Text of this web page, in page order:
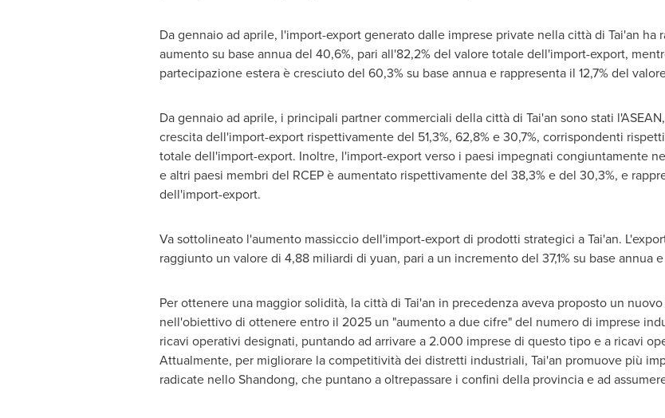
Da gennaio ad aprile, l'import-export generato dalle imprese private nella città di Tai'an ha
aumento su base annua del 40,6%, pari all'82,2% del valore totale dell'import-export,
partecipazione estera è cresciuto del 60,3% su base annua e rappresenta il 12,7% del
Da gennaio ad aprile, i principali partner commerciali della città di Tai'an sono stati
crescita dell'import-export rispettivamente del 51,3%, 62,8% e 30,7%, corrispondenti
totale dell'import-export. Inoltre, l'import-export verso i paesi impegnati congiuntamente
e altri paesi membri del RCEP è aumentato rispettivamente del 38,3% e del 30,3%, e
dell'import-export.
Va sottolineato l'aumento massiccio dell'import-export di prodotti strategici a Tai'an.
raggiunto un valore di 4,88 miliardi di yuan, pari a un incremento del 37,1% su base annua
Per ottenere una maggior solidità, la città di Tai'an in precedenza aveva proposto un
nell'obiettivo di ottenere entro il 2025 un "aumento a due cifre" del numero di imprese
ricavi operativi designati, puntando ad arrivare a 2.000 imprese di questo tipo e a ricavi
Attualmente, per migliorare la competitività dei distretti industriali, Tai'an promuove più
radicate nelloShandong, che puntano a oltrepassare i confini della provincia e ad